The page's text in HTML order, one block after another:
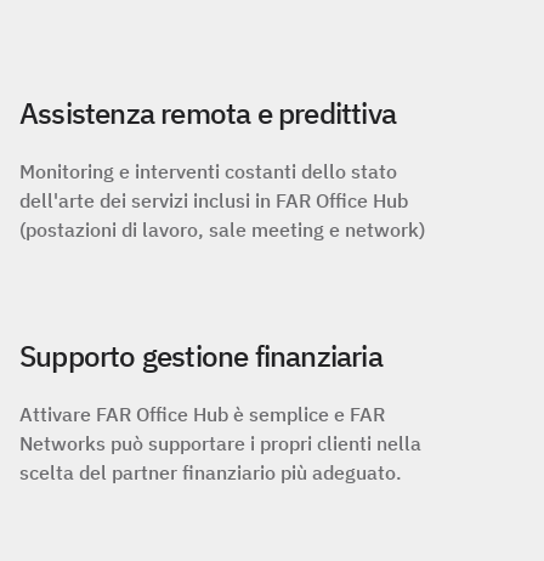
Assistenza remota e predittiva
Monitoring e interventi costanti dello stato
dell'arte dei servizi inclusi in FAR Office Hub
(postazioni di lavoro, sale meeting e network)
Supporto gestione finanziaria
Attivare FAR Office Hub è semplice e FAR
Networks può supportare i propri clienti nella
scelta del partner finanziario più adeguato.